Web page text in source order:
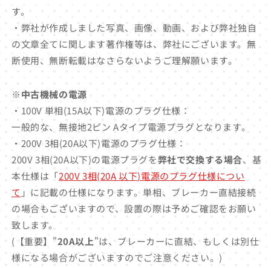
す。
・弊社が作成しました写真、画像、動画、および弊社独自
の文章全てに関します著作権等は、弊社にございます。無
断使用、無断転載はなさらないようご理解願います。
※中古機械の電源
・100V 単相(15A以下)電源のプラグ仕様：
一般的な、無接地2ピン Aタイプ電源プラグとなります。
・200V 3相(20A以下)電源のプラグ仕様：
200V 3相(20A以下)の電源プラグを弊社で交換する場合、基
本仕様は「200V 3相(20A 以下)電源のプラグ仕様につい
て 」に記載の仕様になります。単相、ブレーカー直結接続
の場合もございますので、設置の際は予めご確認をお願い
致します。
(【重要】"20A以上"は、ブレーカーに直結、もしくは別仕
様になる場合がございますのでご注意ください。)